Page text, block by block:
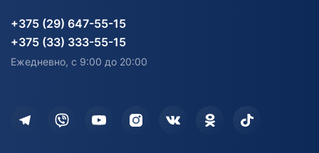
Карта сайта
Информация до получения
согласия на обработку
Дополнительные услуги
Водный транспорт
Электротранспорт
Агротехника
Электротранспорт
+375 (29) 647-55-15
+375 (33) 333-55-15
Ежедневно, с 9:00 до 20:00